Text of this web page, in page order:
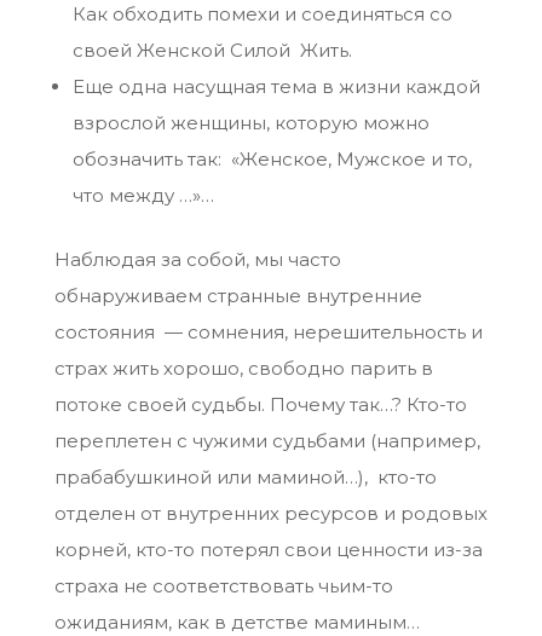
Как обходить помехи и соединяться со
своей Женской Силой Жить.
Еще одна насущная тема в жизни каждой
взрослой женщины, которую можно
обозначить так: «Женское, Мужское и то,
что между …»…
Наблюдая за собой, мы часто
обнаруживаем странные внутренние
состояния — сомнения, нерешительность и
страх жить хорошо, свободно парить в
потоке своей судьбы. Почему так…? Кто-то
переплетен с чужими судьбами (например,
прабабушкиной или маминой…), кто-то
отделен от внутренних ресурсов и родовых
корней, кто-то потерял свои ценности из-за
страха не соответствовать чьим-то
ожиданиям, как в детстве маминым…